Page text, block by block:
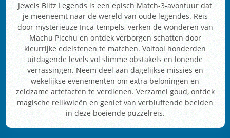
Jewels Blitz Legends is een episch Match-3-avontuur dat
je meeneemt naar de wereld van oude legendes. Reis
door mysterieuze Inca-tempels, verken de wonderen van
Machu Picchu en ontdek verborgen schatten door
kleurrijke edelstenen te matchen. Voltooi honderden
uitdagende levels vol slimme obstakels en lonende
verrassingen. Neem deel aan dagelijkse missies en
wekelijkse evenementen om extra beloningen en
zeldzame artefacten te verdienen. Verzamel goud, ontdek
magische relikwieën en geniet van verbluffende beelden
in deze boeiende puzzelreis.